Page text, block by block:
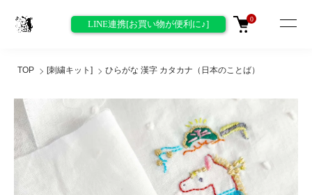
LINE連携[お買い物が便利に♪] 0
TOP [刺繍キット] ひらがな 漢字 カタカナ（日本のことば）